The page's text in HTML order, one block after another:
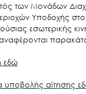
των Μονάδων
Υποδοχής στο
εσωτερικής
εδώ
υποβολής αίτησης